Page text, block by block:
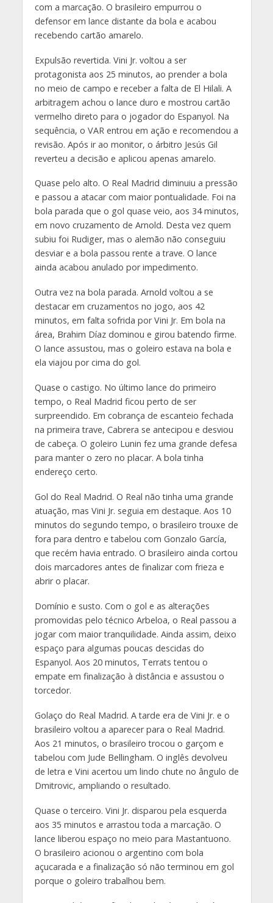
com a marcação. O brasileiro empurrou o
defensor em lance distante da bola e acabou
recebendo cartão amarelo.
Expulsão revertida. Vini Jr. voltou a ser
protagonista aos 25 minutos, ao prender a bola
no meio de campo e receber a falta de El Hilali. A
arbitragem achou o lance duro e mostrou cartão
vermelho direto para o jogador do Espanyol. Na
sequência, o VAR entrou em ação e recomendou a
revisão. Após ir ao monitor, o árbitro Jesús Gil
reverteu a decisão e aplicou apenas amarelo.
Quase pelo alto. O Real Madrid diminuiu a pressão
e passou a atacar com maior pontualidade. Foi na
bola parada que o gol quase veio, aos 34 minutos,
em novo cruzamento de Arnold. Desta vez quem
subiu foi Rudiger, mas o alemão não conseguiu
desviar e a bola passou rente a trave. O lance
ainda acabou anulado por impedimento.
Outra vez na bola parada. Arnold voltou a se
destacar em cruzamentos no jogo, aos 42
minutos, em falta sofrida por Vini Jr. Em bola na
área, Brahim Díaz dominou e girou batendo firme.
O lance assustou, mas o goleiro estava na bola e
ela viajou por cima do gol.
Quase o castigo. No último lance do primeiro
tempo, o Real Madrid ficou perto de ser
surpreendido. Em cobrança de escanteio fechada
na primeira trave, Cabrera se antecipou e desviou
de cabeça. O goleiro Lunin fez uma grande defesa
para manter o zero no placar. A bola tinha
endereço certo.
Gol do Real Madrid. O Real não tinha uma grande
atuação, mas Vini Jr. seguia em destaque. Aos 10
minutos do segundo tempo, o brasileiro trouxe de
fora para dentro e tabelou com Gonzalo García,
que recém havia entrado. O brasileiro ainda cortou
dois marcadores antes de finalizar com frieza e
abrir o placar.
Domínio e susto. Com o gol e as alterações
promovidas pelo técnico Arbeloa, o Real passou a
jogar com maior tranquilidade. Ainda assim, deixo
espaço para algumas poucas descidas do
Espanyol. Aos 20 minutos, Terrats tentou o
empate em finalização à distância e assustou o
torcedor.
Golaço do Real Madrid. A tarde era de Vini Jr. e o
brasileiro voltou a aparecer para o Real Madrid.
Aos 21 minutos, o brasileiro trocou o garçom e
tabelou com Jude Bellingham. O inglês devolveu
de letra e Vini acertou um lindo chute no ângulo de
Dmitrovic, ampliando o resultado.
Quase o terceiro. Vini Jr. disparou pela esquerda
aos 35 minutos e arrastou toda a marcação. O
lance liberou espaço no meio para Mastantuono.
O brasileiro acionou o argentino com bola
açucarada e a finalização só não terminou em gol
porque o goleiro trabalhou bem.